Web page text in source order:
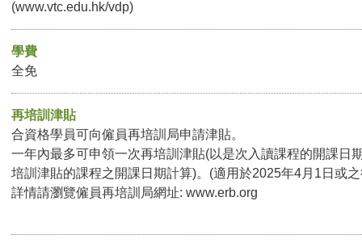
(www.vtc.edu.hk/vdp)
學費
全免
再培訓津貼
合資格學員可向僱員再培訓局申請津貼。
一年內最多可申領一次再培訓津貼(以是次入讀課程的開課日
培訓津貼的課程之開課日期計算)。(適用於2025年4月1日或
詳情請瀏覽僱員再培訓局網址: www.erb.org